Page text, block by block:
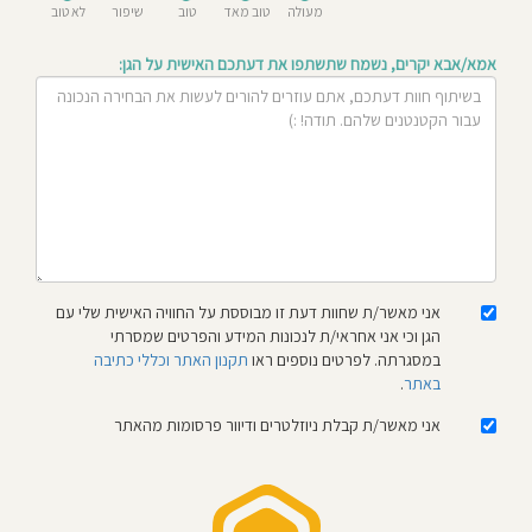
מעולה טוב מאד טוב
שיפור
לא טוב
אמא/אבא יקרים, נשמח שתשתפו את דעתכם האישית על הגן:
אני מאשר/ת שחוות דעת זו מבוססת על החוויה האישית שלי עם
הגן וכי אני אחראי/ת לנכונות המידע והפרטים שמסרתי
במסגרתה. לפרטים נוספים ראו תקנון האתר וכללי כתיבה
באתר.
אני מאשר/ת קבלת ניוזלטרים ודיוור פרסומות מהאתר